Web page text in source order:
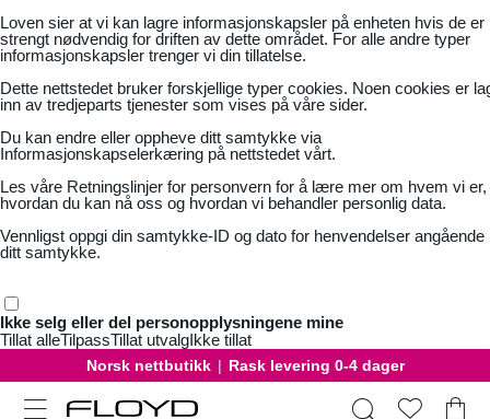
Loven sier at vi kan lagre informasjonskapsler på enheten hvis de er
strengt nødvendig for driften av dette området. For alle andre typer
informasjonskapsler trenger vi din tillatelse.
Dette nettstedet bruker forskjellige typer cookies. Noen cookies er
inn av tredjeparts tjenester som vises på våre sider.
Du kan endre eller oppheve ditt samtykke via
Informasjonskapselerkæring på nettstedet vårt.
Les våre Retningslinjer for personvern for å lære mer om hvem vi er,
hvordan du kan nå oss og hvordan vi behandler personlig data.
Vennligst oppgi din samtykke-ID og dato for henvendelser angående
ditt samtykke.
Ikke selg eller del personopplysningene mine
Tillat alleTilpassTillat utvalgIkke tillat
Norsk nettbutikk | Rask levering 0-4 dager